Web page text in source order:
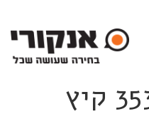
מתמטיקה 35382 קיץ